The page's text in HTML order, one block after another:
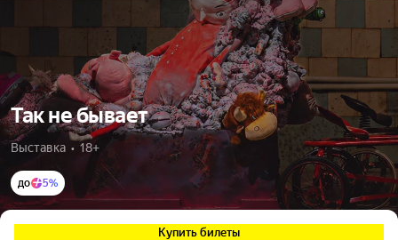
Так не бывает
Выставка  •  18+
до 5%
Купить билеты